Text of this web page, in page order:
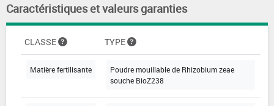
Caractéristiques et valeurs garanties
CLASSE TYPE
Matière fertilisante
Poudre mouillable de Rhizobium zeae
souche BioZ238